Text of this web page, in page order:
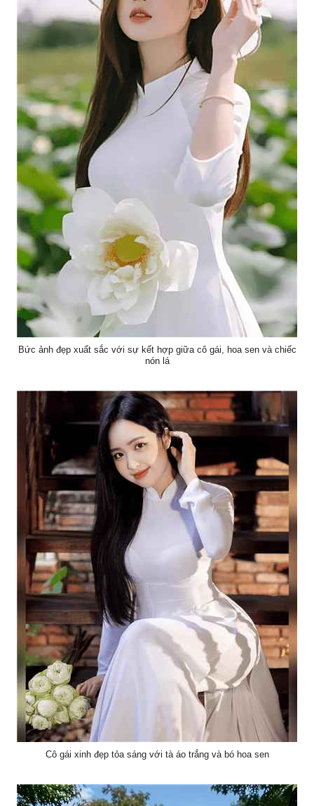
Bức ảnh đẹp xuất sắc với sự kết hợp giữa cô gái, hoa sen và chiếc
nón lá
Cô gái xinh đẹp tỏa sáng với tà áo trắng và bó hoa sen